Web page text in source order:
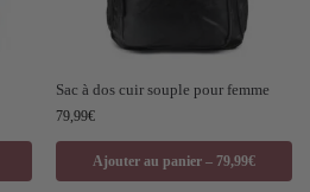
Sac à dos cuir souple pour femme
79,99€
Ajouter au panier – 79,99€